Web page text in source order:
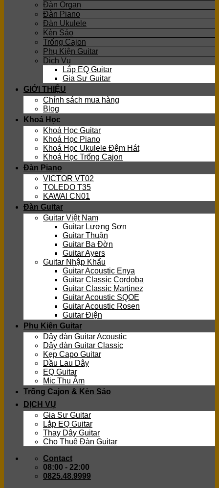
Đàn Organ
Đàn Piano
Đàn Ukulele
Kèn Sáo
Trống Cajon
Phụ Kiện Guitar
Dịch Vụ
Lắp EQ Guitar
Gia Sư Guitar
GIỚI THIỆU
Chính sách mua hàng
Blog
Khoá Học
Khoá Học Guitar
Khoá Học Piano
Khoá Học Ukulele Đệm Hát
Khoá Học Trống Cajon
Đàn Piano
VICTOR VT02
TOLEDO T35
KAWAI CN01
Đàn Guitar
Guitar Việt Nam
Guitar Lương Sơn
Guitar Thuận
Guitar Ba Đờn
Guitar Ayers
Guitar Nhập Khẩu
Guitar Acoustic Enya
Guitar Classic Cordoba
Guitar Classic Martinez
Guitar Acoustic SQOE
Guitar Acoustic Rosen
Guitar Điện
Phụ Kiện Guitar
Dây đàn Guitar Acoustic
Dây đàn Guitar Classic
Kẹp Capo Guitar
Dầu Lau Dây
EQ Guitar
Mic Thu Âm
Trống Cajon & Kèn Sáo
DỊCH VỤ
Gia Sư Guitar
Lắp EQ Guitar
Thay Dây Guitar
Cho Thuê Đàn Guitar
Contact
08:00 - 22:00
0825.48.9999